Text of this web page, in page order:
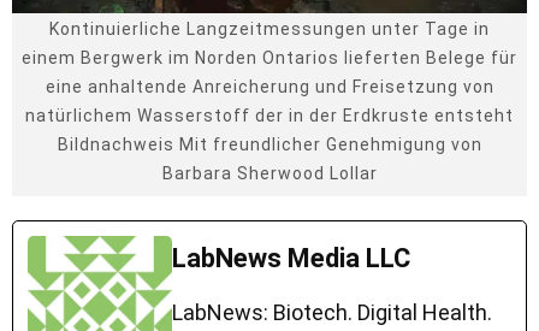
Kontinuierliche Langzeitmessungen unter Tage in
einem Bergwerk im Norden Ontarios lieferten Belege für
eine anhaltende Anreicherung und Freisetzung von
natürlichem Wasserstoff der in der Erdkruste entsteht
Bildnachweis Mit freundlicher Genehmigung von
Barbara Sherwood Lollar
LabNews Media LLC
LabNews: Biotech. Digital Health.